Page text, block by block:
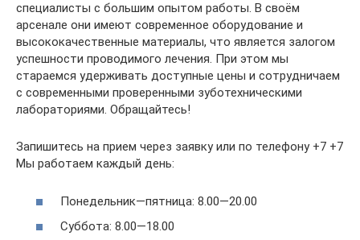
специалисты с большим опытом работы. В своём
арсенале они имеют современное оборудование и
высококачественные материалы, что является залогом
успешности проводимого лечения. При этом мы
стараемся удерживать доступные цены и сотрудничаем
с современными проверенными зуботехническими
лабораториями. Обращайтесь!
Запишитесь на прием через заявку или по телефону +7 +7
Мы работаем каждый день:
Понедельник—пятница: 8.00—20.00
Суббота: 8.00—18.00